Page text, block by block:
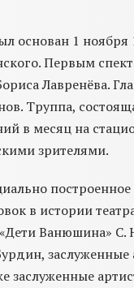
основан 1
Первым
Лавренёва.
Труппа,
в месяц на
зрителями.
в истории
Ванюшина» С.
заслуженные